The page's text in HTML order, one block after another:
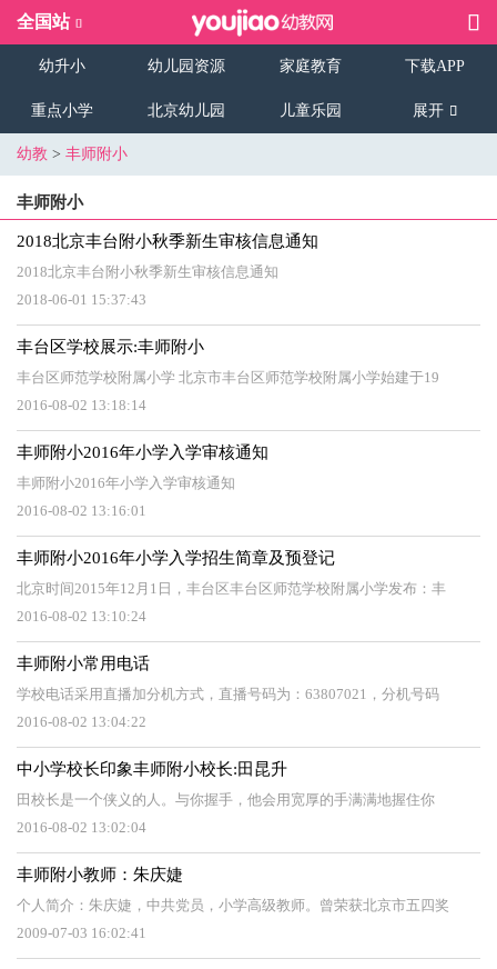
全国站
幼升小 幼儿园资源 家庭教育 下载APP
重点小学 北京幼儿园 儿童乐园 展开
幼教 > 丰师附小
丰师附小
2018北京丰台附小秋季新生审核信息通知
2018北京丰台附小秋季新生审核信息通知
2018-06-01 15:37:43
丰台区学校展示:丰师附小
丰台区师范学校附属小学 北京市丰台区师范学校附属小学始建于19
2016-08-02 13:18:14
丰师附小2016年小学入学审核通知
丰师附小2016年小学入学审核通知
2016-08-02 13:16:01
丰师附小2016年小学入学招生简章及预登记
北京时间2015年12月1日，丰台区丰台区师范学校附属小学发布：丰
2016-08-02 13:10:24
丰师附小常用电话
学校电话采用直播加分机方式，直播号码为：63807021，分机号码
2016-08-02 13:04:22
中小学校长印象丰师附小校长:田昆升
田校长是一个侠义的人。与你握手，他会用宽厚的手满满地握住你
2016-08-02 13:02:04
丰师附小教师：朱庆婕
个人简介：朱庆婕，中共党员，小学高级教师。曾荣获北京市五四奖
2009-07-03 16:02:41